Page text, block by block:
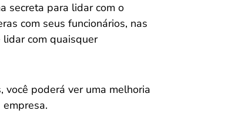
secreta para lidar com o
com seus funcionários, nas
com quaisquer
você poderá ver uma melhoria